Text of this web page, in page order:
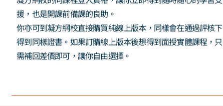
援，也是開課前備課的良助。
你亦可到凝方網校直接購買純線上版本，同樣會在通過評核下
得到同樣證書。如果訂購線上版本後想得到面授實體課程，只
需補回差價即可，讓你自由選擇。